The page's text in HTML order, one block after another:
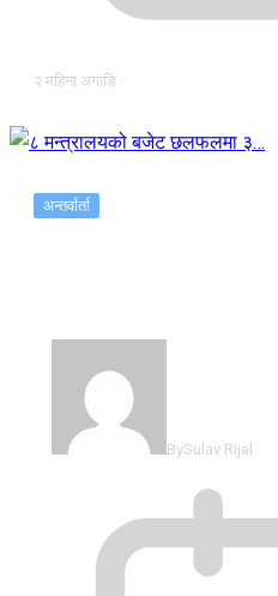
२ महिना अगाडि
अन्तर्वार्ता
BySulav Rijal